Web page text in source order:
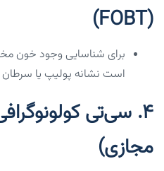
(FOBT)
برای شناسایی وجود خون
است نشانه پولیپ یا سرطان
4. سی‌تی
مجازی)